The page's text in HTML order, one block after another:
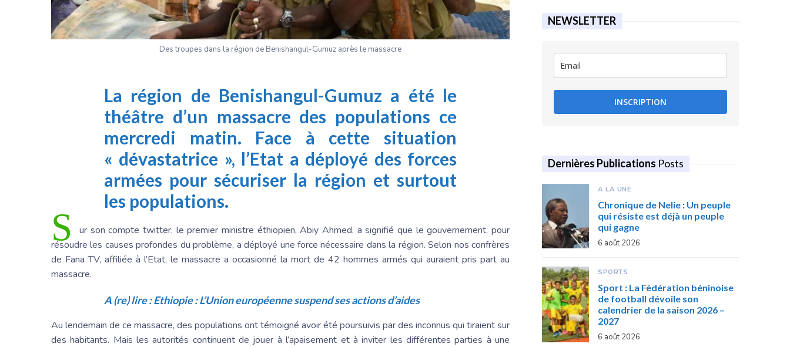
Des troupes dans la région de Benishangul-Gumuz après le massacre
La région de Benishangul-Gumuz a été le
théâtre d’un massacre des populations ce
mercredi matin. Face à cette situation
« dévastatrice », l’Etat a déployé des forces
armées pour sécuriser la région et surtout
les populations.
S
ur son compte twitter, le premier ministre éthiopien, Abiy Ahmed, a signifié que le gouvernement, pour
résoudre les causes profondes du problème, a déployé une force nécessaire dans la région. Selon nos confrères
de Fana TV, affiliée à l’Etat, le massacre a occasionné la mort de 42 hommes armés qui auraient pris part au
massacre.
A (re) lire :Ethiopie : L’Union européenne suspend ses actions d’aides
Au lendemain de ce massacre, des populations ont témoigné avoir été poursuivis par des inconnus qui tiraient sur
des habitants. Mais les autorités continuent de jouer à l’apaisement et à inviter les différentes parties à une
NEWSLETTER
INSCRIPTION
Dernières Publications Posts
A LA UNE
Chronique de Nelie : Un peuple
qui résiste est déjà un peuple
qui gagne
6 août 2026
SPORTS
Sport : La Fédération béninoise
de football dévoile son
calendrier de la saison 2026 –
2027
6 août 2026